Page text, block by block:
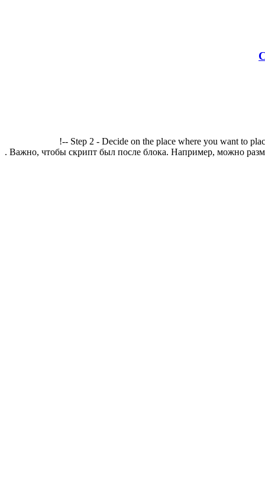
!-- Step 2 - Decide on the place where you want to
. Важно, чтобы скрипт был после блока. Например, можно